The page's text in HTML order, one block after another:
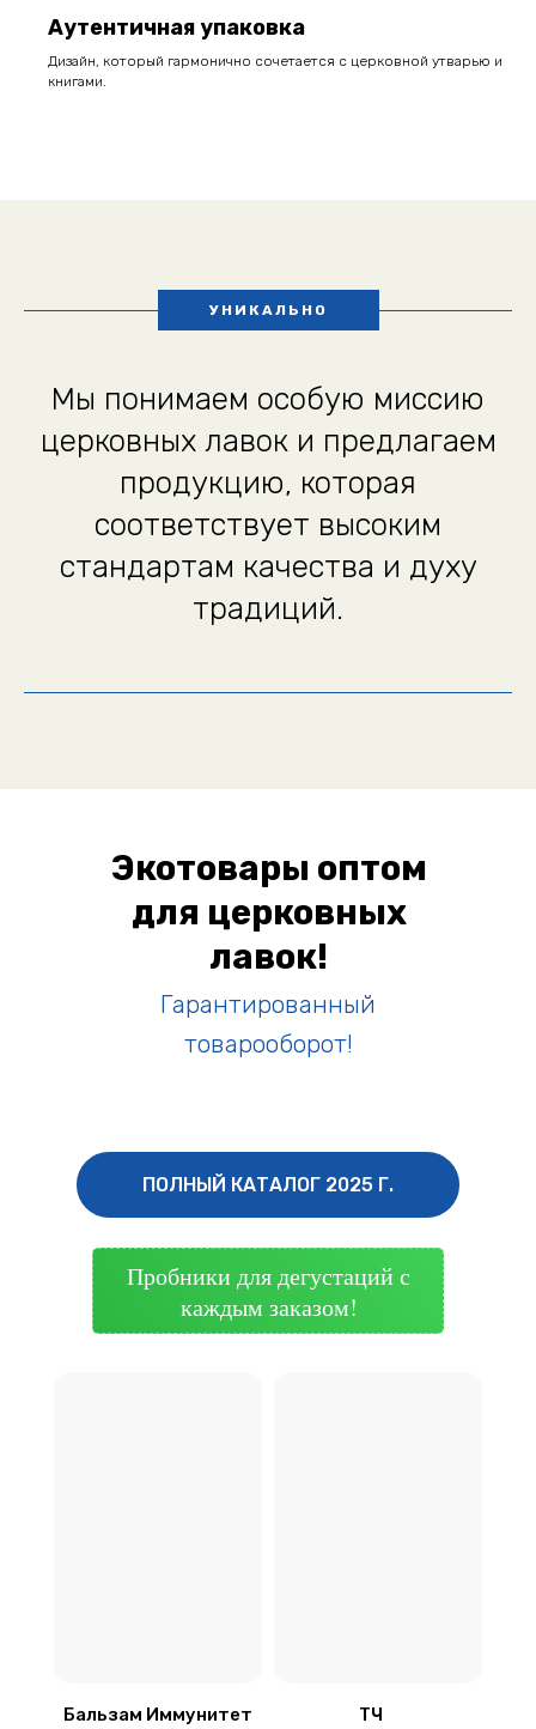
Аутентичная упаковка
Дизайн, который гармонично сочетается с церковной утварью и
книгами.
УНИКАЛЬНО
Мы понимаем особую миссию
церковных лавок и предлагаем
продукцию, которая
соответствует высоким
стандартам качества и духу
традиций.
Бальзам Иммунитет ТЧ
Гарантированный
товарооборот!
Экотовары оптом
для церковных
лавок!
ПОЛНЫЙ КАТАЛОГ 2025 Г.
Пробники для дегустаций с
каждым заказом!